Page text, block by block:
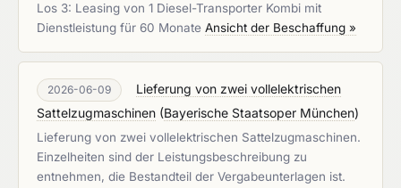
Los 3: Leasing von 1 Diesel-Transporter Kombi mit
Dienstleistung für 60 Monate Ansicht der Beschaffung »
2026-06-09
Lieferung von zwei vollelektrischen
Sattelzugmaschinen (Bayerische Staatsoper München)
Lieferung von zwei vollelektrischen Sattelzugmaschinen.
Einzelheiten sind der Leistungsbeschreibung zu
entnehmen, die Bestandteil der Vergabeunterlagen ist.